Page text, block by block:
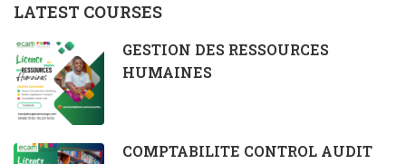
LATEST COURSES
GESTION DES RESSOURCES
HUMAINES
COMPTABILITE CONTROL AUDIT